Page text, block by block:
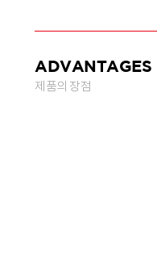
ADVANTAGES
제품의 장점